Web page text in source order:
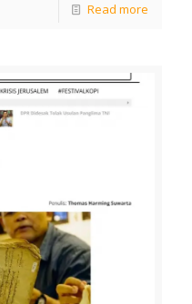
Read more